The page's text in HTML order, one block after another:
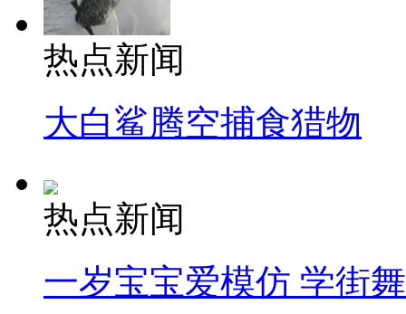
热点新闻
大白鲨腾空捕食猎物
热点新闻
一岁宝宝爱模仿 学街